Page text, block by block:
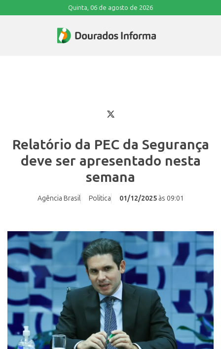
Quinta, 06 de agosto de 2026
Relatório da PEC da Segurança
deve ser apresentado nesta
semana
Agência Brasil Politica 01/12/2025às 09:01